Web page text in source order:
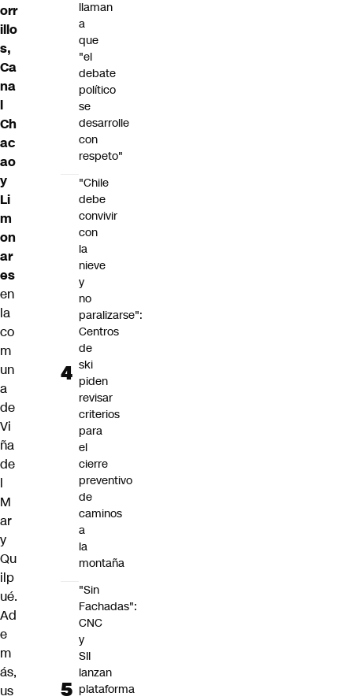
orr
illo
s,
Ca
na
l
Ch
ac
ao
y
Li
m
on
ar
es
en
la
co
m
un
a
de
Vi
ña
de
l
M
ar
y
Qu
ilp
ué.
Ad
e
m
ás,
us
llaman
a
que
"el
debate
político
se
desarrolle
con
respeto"
"Chile
debe
convivir
con
la
nieve
y
no
paralizarse":
Centros
de
ski
piden
revisar
criterios
para
el
cierre
preventivo
de
caminos
a
la
montaña
"Sin
Fachadas":
CNC
y
SII
lanzan
plataforma